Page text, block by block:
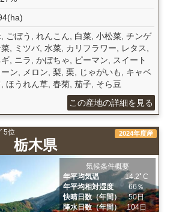
ごぼう, れんこん, 白菜, 小松菜, チンゲ
菜, ミツバ, 水菜, カリフラワー, レタス,
ギ, ニラ, かぼちゃ, ピーマン, スイート
ーン, メロン, 梨, 栗, じゃがいも, キャベ
, ほうれん草, 春菊, 茄子, そら豆
この産地の詳細を見る
5位
栃木県
2024年度産
気候条件概要
年平均気温
14.2ﾟC
年平均相対湿度
66％
快晴日数（年間）
50日
降水日数（年間）
104日